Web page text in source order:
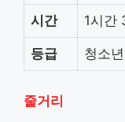
시간 1시간
등급 청소
줄거리